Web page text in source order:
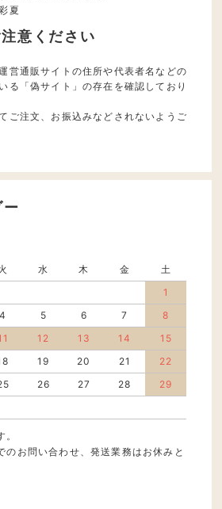
夏
意ください
営通販サイトの住所や代表者名などの
る「偽サイト」の存在を確認しており
ご注文、お振込みなどされないようご
水 木 金
土
1
4 5 6 7
8
12 13 14
15
19 20 21
22
26 27 28
29
のお問い合わせ、発送業務はお休みと